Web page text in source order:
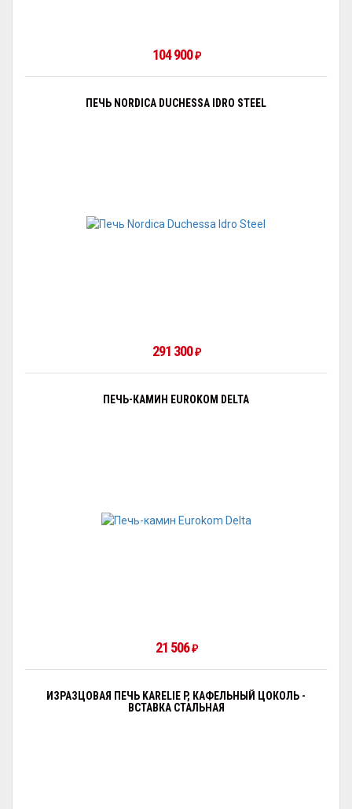
104 900 ₽
ПЕЧЬ NORDICA DUCHESSA IDRO STEEL
291 300 ₽
ПЕЧЬ-КАМИН EUROKOM DELTA
21 506 ₽
ИЗРАЗЦОВАЯ ПЕЧЬ KARELIE P, КАФЕЛЬНЫЙ ЦОКОЛЬ -
ВСТАВКА СТАЛЬНАЯ